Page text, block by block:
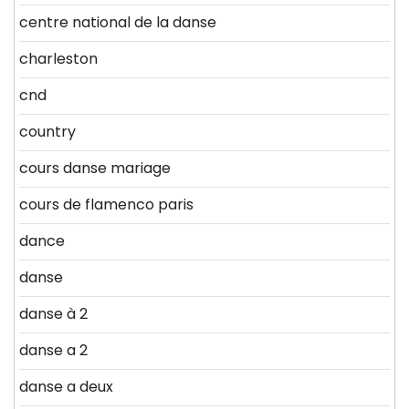
centre national de la danse
charleston
cnd
country
cours danse mariage
cours de flamenco paris
dance
danse
danse à 2
danse a 2
danse a deux